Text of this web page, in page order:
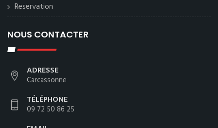
Reservation
NOUS CONTACTER
ADRESSE
Carcassonne
TÉLÉPHONE
09 72 50 86 25